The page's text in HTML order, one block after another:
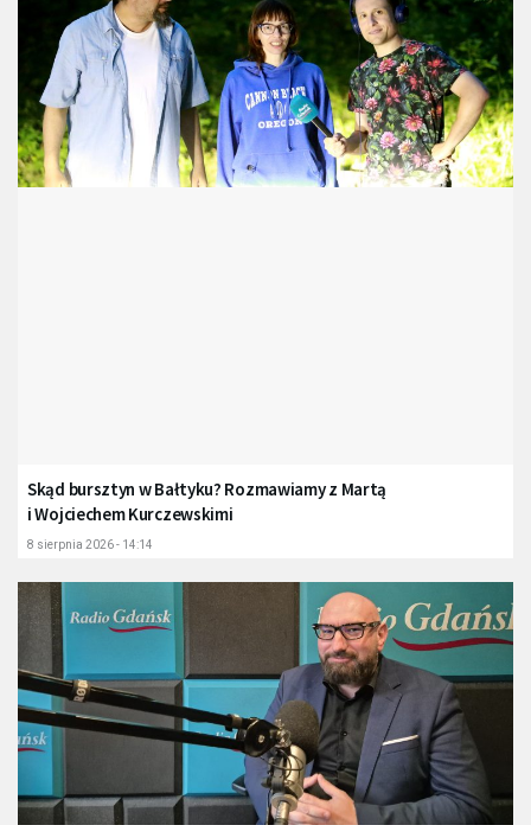
Skąd bursztyn w Bałtyku? Rozmawiamy z Martą
i Wojciechem Kurczewskimi
8 sierpnia 2026 - 14:14